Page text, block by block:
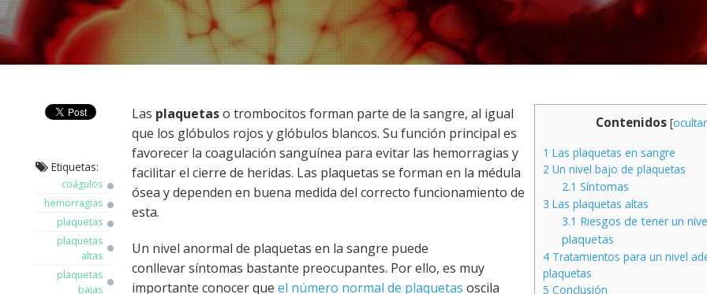
Etiquetas:
coágulos
hemorragias
plaquetas
plaquetas
altas
plaquetas
bajas
Contenidos [ocultar
1 Las plaquetas en sangre
2 Un nivel bajo de plaquetas
2.1 Síntomas
3 Las plaquetas altas
3.1 Riesgos de tener un
plaquetas
4 Tratamientos para un nivel
plaquetas
5 Conclusión
Las plaquetaso trombocitos forman parte de la sangre, al igual
que los glóbulos rojos y glóbulos blancos. Su función principal es
favorecer la coagulación sanguínea para evitar las hemorragias y
facilitar el cierre de heridas. Las plaquetas se forman en la médula
ósea y dependen en buena medida del correcto funcionamiento de
esta.
Un nivel anormal de plaquetas en la sangre puede
conllevar síntomas bastante preocupantes. Por ello, es muy
importante conocer que el número normal de plaquetas oscila